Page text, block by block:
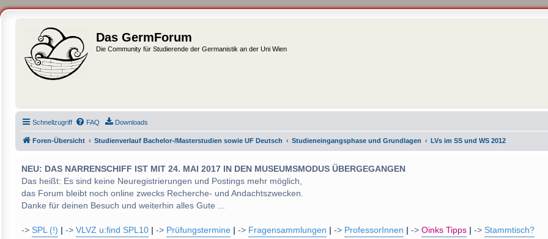
Das GermForum
Die Community für Studierende der Germanistik an der Uni Wien
Schnellzugriff FAQ Downloads
Foren-Übersicht Studienverlauf Bachelor-/Masterstudien sowie UF Deutsch Studieneingangsphase und Grundlagen LVs im SS und WS 2012
NEU: DAS NARRENSCHIFF IST MIT 24. MAI 2017 IN DEN MUSEUMSMODUS ÜBERGEGANGEN
Das heißt: Es sind keine Neuregistrierungen und Postings mehr möglich,
das Forum bleibt noch online zwecks Recherche- und Andachtszwecken.
Danke für deinen Besuch und weiterhin alles Gute ...
-> SPL (!) -> VLVZ u:find SPL10 -> Prüfungstermine -> Fragensammlungen -> ProfessorInnen -> Oinks Tipps -> Stammtisch?